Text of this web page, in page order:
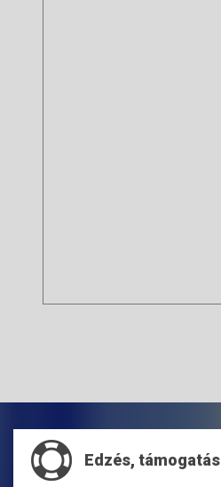
Edzés, támogatás